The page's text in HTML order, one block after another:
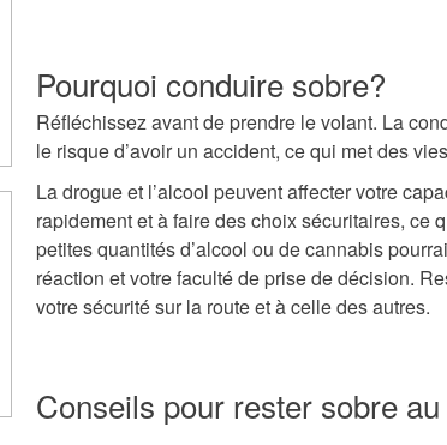
Pourquoi conduire sobre?
Réfléchissez avant de prendre le volant. La
le risque d’avoir un accident, ce qui met des
La drogue et l’alcool peuvent affecter votre
rapidement et à faire des choix sécuritaires, ce
petites quantités d’alcool ou de cannabis
réaction et votre faculté de prise de décision.
votre sécurité sur la route et à celle des autres.
Conseils pour rester sobre